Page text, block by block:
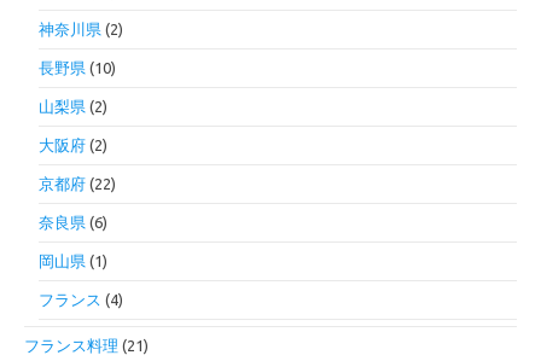
神奈川県 (2)
長野県 (10)
山梨県 (2)
大阪府 (2)
京都府 (22)
奈良県 (6)
岡山県 (1)
フランス (4)
フランス料理 (21)